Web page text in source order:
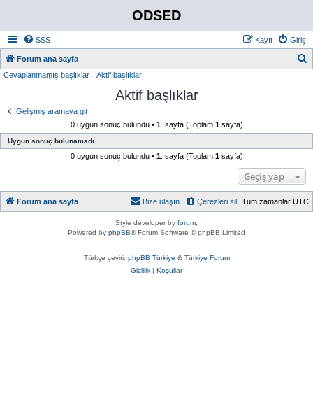
ODSED
SSS Giriş
Kayıt
Forum ana sayfa
Cevaplanmamış başlıklar Aktif başlıklar
Aktif başlıklar
Gelişmiş aramaya git
0 uygun sonuç bulundu • 1. sayfa (Toplam 1sayfa)
Uygun sonuç bulunamadı.
0 uygun sonuç bulundu • 1. sayfa (Toplam 1sayfa)
Geçiş yap
Forum ana sayfa Tüm zamanlar UTC
Çerezleri sil
Bize ulaşın
Style developer by forum
Powered by phpBB® Forum Software © phpBB Limited
Türkçe çeviri: phpBB Türkiye & Türkiye Forum
Gizlilik | Koşullar